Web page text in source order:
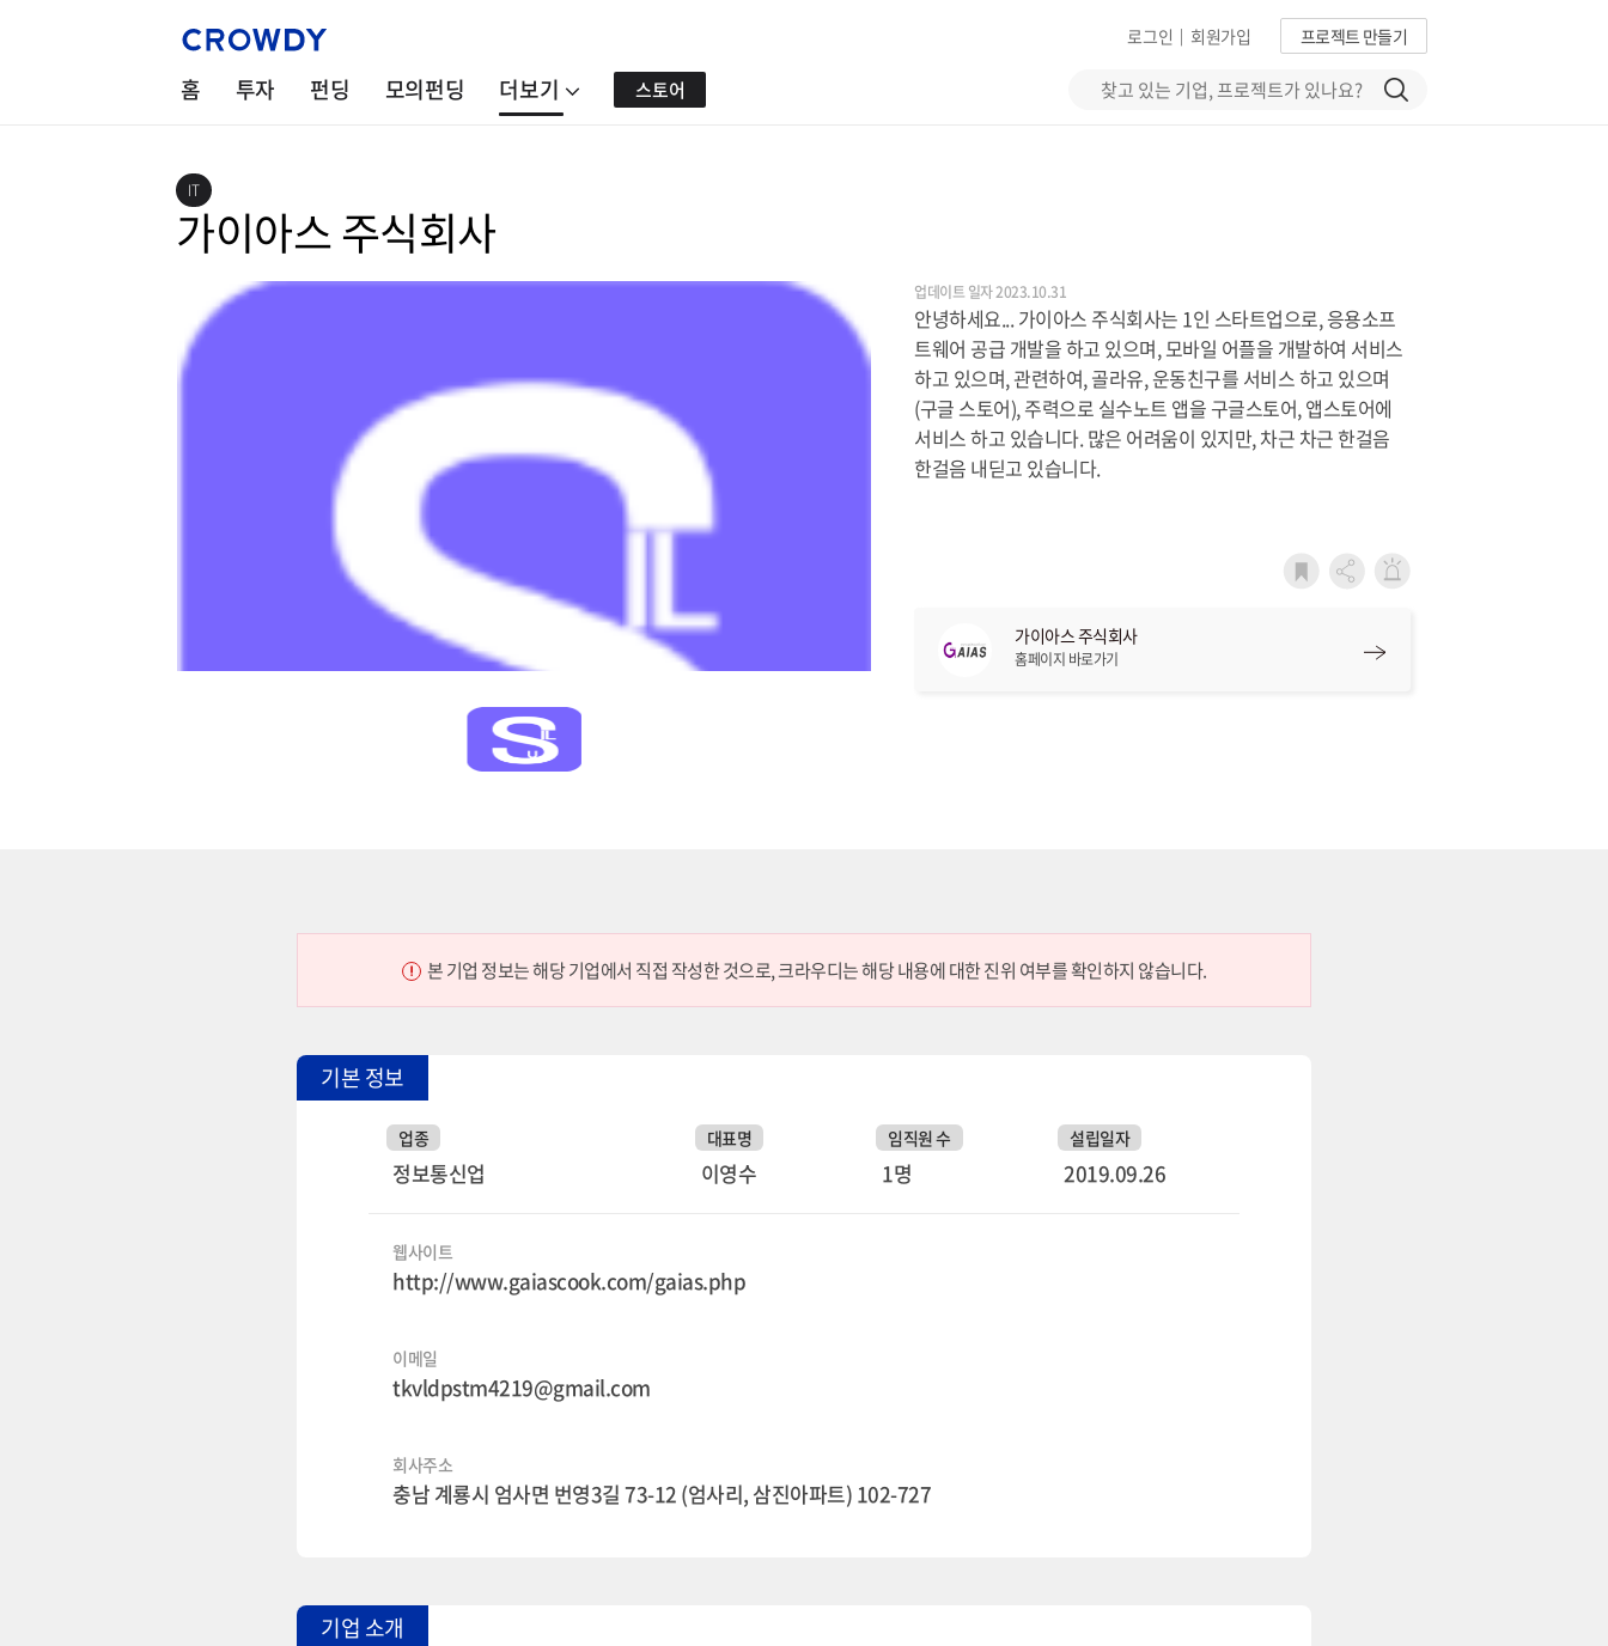
프로젝트 만들기
회원가입
|
로그인
홈 투자 펀딩 모의펀딩 더보기 스토어
IT
가이아스 주식회사
업데이트 일자 2023.10.31
안녕하세요... 가이아스 주식회사는 1인 스타트업으로, 응용소프
트웨어 공급 개발을 하고 있으며, 모바일 어플을 개발하여 서비스
하고 있으며, 관련하여, 골라유, 운동친구를 서비스 하고 있으며
(구글 스토어), 주력으로 실수노트 앱을 구글스토어, 앱스토어에
서비스 하고 있습니다. 많은 어려움이 있지만, 차근 차근 한걸음
한걸음 내딛고 있습니다.
가이아스 주식회사
홈페이지 바로가기
본 기업 정보는 해당 기업에서 직접 작성한 것으로,크라우디는 해당 내용에 대한 진위 여부를 확인하지 않습니다.
기본 정보
업종
정보통신업
대표명
이영수
임직원 수
1명
설립일자
2019.09.26
웹사이트
http://www.gaiascook.com/gaias.php
이메일
tkvldpstm4219@gmail.com
회사주소
충남 계룡시 엄사면 번영3길 73-12 (엄사리, 삼진아파트) 102-727
기업 소개